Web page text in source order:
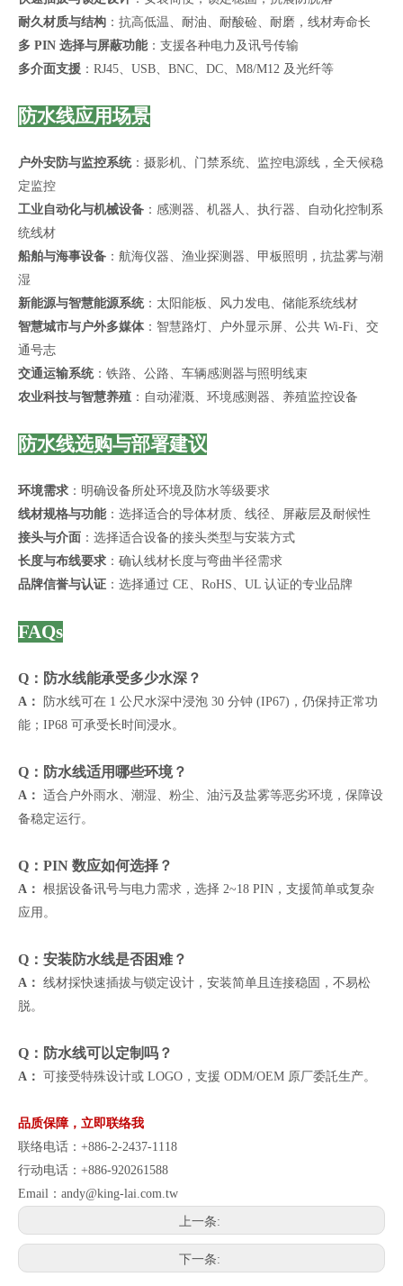
耐久材质与结构 ：抗高低温、耐油、耐酸硷、耐磨，线材寿命长
多 PIN 选择与屏蔽功能：支援各种电力及讯号传输
多介面支援 ：RJ45、USB、BNC、DC、M8/M12 及光纤等
防水线应用场景
户外安防与监控系统：摄影机、门禁系统、监控电源线，全天候稳
定监控
工业自动化与机械设备 ：感测器、机器人、执行器、自动化控制系
统线材
船舶与海事设备 ：航海仪器、渔业探测器、甲板照明，抗盐雾与潮
湿
新能源与智慧能源系统：太阳能板、风力发电、储能系统线材
智慧城市与户外多媒体：智慧路灯、户外显示屏、公共 Wi-Fi、交
通号志
交通运输系统：铁路、公路、车辆感测器与照明线束
农业科技与智慧养殖 ：自动灌溉、环境感测器、养殖监控设备
防水线选购与部署建议
环境需求 ：明确设备所处环境及防水等级要求
线材规格与功能：选择适合的导体材质、线径、屏蔽层及耐候性
接头与介面 ：选择适合设备的接头类型与安装方式
长度与布线要求 ：确认线材长度与弯曲半径需求
品牌信誉与认证 ：选择通过 CE、RoHS、UL 认证的专业品牌
FAQs
Q：防水线能承受多少水深？
A：
防水线可在 1 公尺水深中浸泡 30 分钟 (IP67)，仍保持正常功
能；IP68 可承受长时间浸水。
Q：防水线适用哪些环境？
A： 适合户外雨水、潮湿、粉尘、油污及盐雾等恶劣环境，保障设
备稳定运行。
Q：PIN 数应如何选择？
A： 根据设备讯号与电力需求，选择 2~18 PIN，支援简单或复杂
应用。
Q：安装防水线是否困难？
A： 线材採快速插拔与锁定设计，安装简单且连接稳固，不易松
脱。
Q：防水线可以定制吗？
A： 可接受特殊设计或 LOGO，支援 ODM/OEM 原厂委託生产。
品质保障，立即联络我
联络电话：+886-2-2437-1118
行动电话：+886-920261588
Email： andy@king-lai.com.tw
上一条:
下一条: